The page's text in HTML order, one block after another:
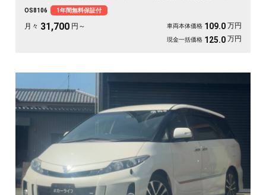
遠出も、これ一台で頼れる相棒に🚗✨💺🙌。安心して長く乗れる《1年保証付》で
す😊
OS8106 1年間無料保証付
月々 31,700 円～ 車両本体価格 109.0 万円
現金一括価格 125.0 万円